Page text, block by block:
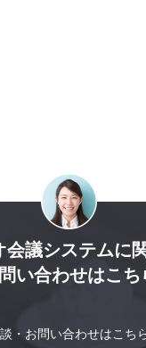
会議システムに
い合わせはこち
・お問い合わせはこち